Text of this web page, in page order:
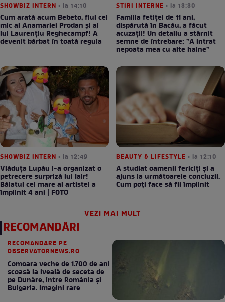
SHOWBIZ INTERN • la 14:10
Cum arată acum Bebeto, fiul cel
mic al Anamariei Prodan și al
lui Laurențiu Reghecampf! A
devenit bărbat în toată regula
STIRI INTERNE • la 13:30
Familia fetiței de 11 ani,
dispărută în Bacău, a făcut
acuzații! Un detaliu a stârnit
semne de întrebare: ”A intrat
nepoata mea cu alte haine”
SHOWBIZ INTERN • la 12:49
Vlăduța Lupău i-a organizat o
petrecere surpriză lui Iair!
Băiatul cel mare al artistei a
împlinit 4 ani | FOTO
BEAUTY & LIFESTYLE • la 12:10
A studiat oamenii fericiți și a
ajuns la următoarele concluzii.
Cum poți face să fii împlinit
VEZI MAI MULT
RECOMANDĂRI
RECOMANDARE PE
OBSERVATORNEWS.RO
Comoara veche de 1.700 de ani
scoasă la iveală de seceta de
pe Dunăre, între România şi
Bulgaria. Imagini rare